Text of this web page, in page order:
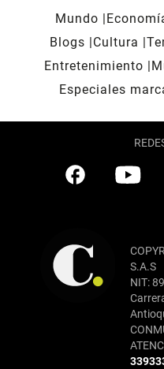
Mundo
Blogs
Cultura
Entretenimiento
Especiales
S.A.S
NIT: